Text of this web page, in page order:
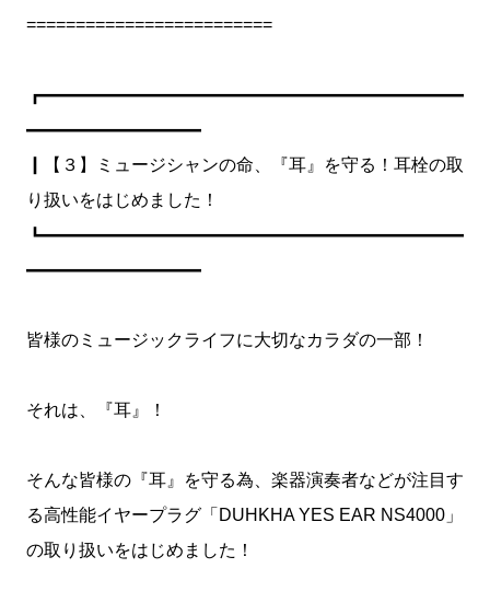
=========================
┏━━━━━━━━━━━━━━━━━━━━━━━━
━━━━━━━━━━
┃【３】ミュージシャンの命、『耳』を守る！耳栓の取
り扱いをはじめました！
┗━━━━━━━━━━━━━━━━━━━━━━━━
━━━━━━━━━━
皆様のミュージックライフに大切なカラダの一部！
それは、『耳』！
そんな皆様の『耳』を守る為、楽器演奏者などが注目す
る高性能イヤープラグ「DUHKHA YES EAR NS4000」
の取り扱いをはじめました！